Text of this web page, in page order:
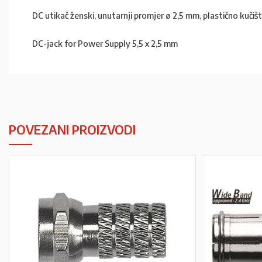
DC utikač ženski, unutarnji promjer ø 2,5 mm, plastično
DC-jack for Power Supply 5,5 x 2,5 mm
POVEZANI PROIZVODI